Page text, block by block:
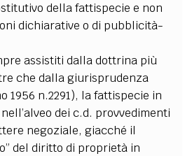
della fattispecie e non
dichiarative o di pubblicità-
assistiti dalla dottrina più
che dalla giurisprudenza
1956 n.2291), la fattispecie in
dei c.d. provvedimenti
negoziale, giacché il
del diritto di proprietà in